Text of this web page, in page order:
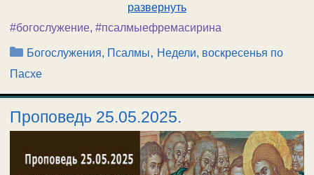
развернуть
#богослужение, #псалмыефремасирина
Рубрики
Богослужения, Псалмы, Недели, воскресенья по
Пасхе
Проповедь 25.05.2025.